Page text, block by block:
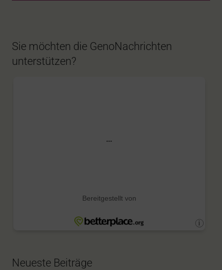
Sie möchten die GenoNachrichten
unterstützen?
Neueste Beiträge